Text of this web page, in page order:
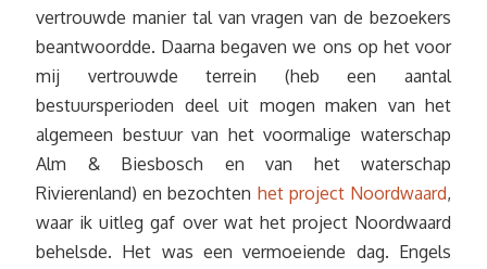
vertrouwde manier tal van vragen van de bezoekers
beantwoordde. Daarna begaven we ons op het voor
mij vertrouwde terrein (heb een aantal
bestuursperioden deel uit mogen maken van het
algemeen bestuur van het voormalige waterschap
Alm & Biesbosch en van het waterschap
Rivierenland) en bezochten het project Noordwaard,
waar ik uitleg gaf over wat het project Noordwaard
behelsde. Het was een vermoeiende dag. Engels